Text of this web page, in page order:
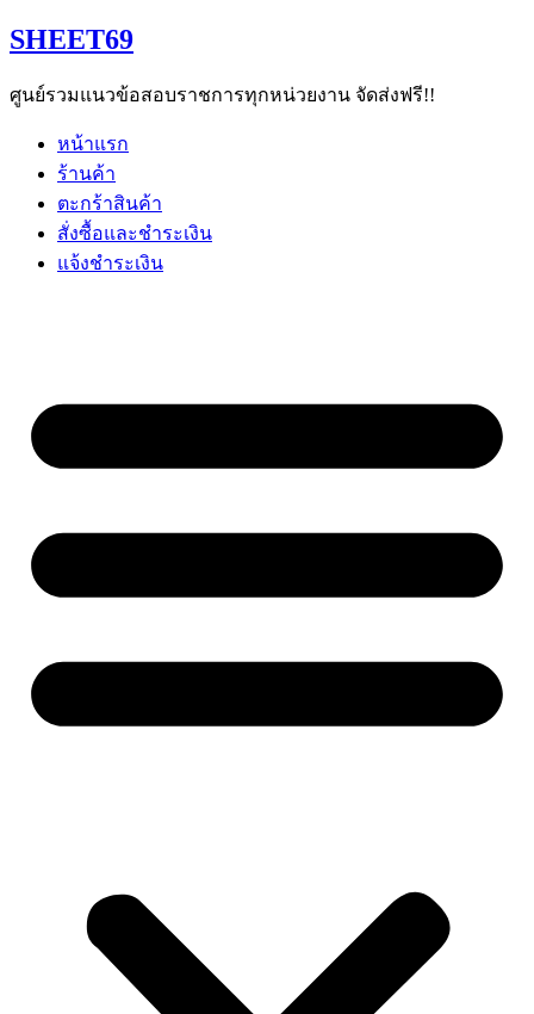
Skip
to
SHEET69
ศูนย์รวมแนวข้อสอบราชการทุกหน่วยงาน จัดส่งฟรี!!
หน้าแรก
ร้านค้า
ตะกร้าสินค้า
สั่งซื้อและชำระเงิน
แจ้งชำระเงิน